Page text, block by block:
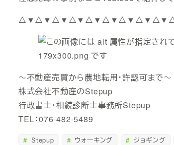
～不動産売買から農地転用・許認可まで～
株式会社不動産のStepup
行政書士・相続診断士事務所Stepup
TEL：076-482-5489
Stepup ウォーキング ジョギング